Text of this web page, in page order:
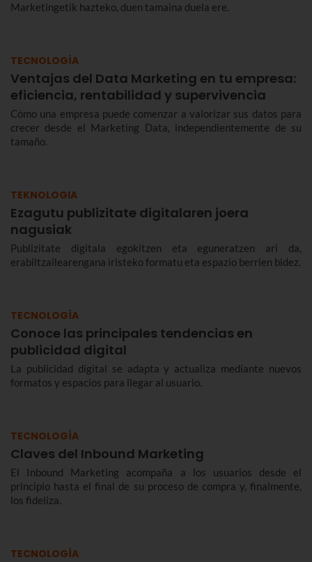
Marketingetik hazteko, duen tamaina duela ere.
TECNOLOGÍA
Ventajas del Data Marketing en tu empresa:
eficiencia, rentabilidad y supervivencia
Cómo una empresa puede comenzar a valorizar sus datos para
crecer desde el Marketing Data, independientemente de su
tamaño.
TEKNOLOGIA
Ezagutu publizitate digitalaren joera
nagusiak
Publizitate digitala egokitzen eta eguneratzen ari da,
erabiltzailearengana iristeko formatu eta espazio berrien bidez.
TECNOLOGÍA
Conoce las principales tendencias en
publicidad digital
La publicidad digital se adapta y actualiza mediante nuevos
formatos y espacios para llegar al usuario.
TECNOLOGÍA
Claves del Inbound Marketing
El Inbound Marketing acompaña a los usuarios desde el
principio hasta el final de su proceso de compra y, finalmente,
los fideliza.
TECNOLOGÍA